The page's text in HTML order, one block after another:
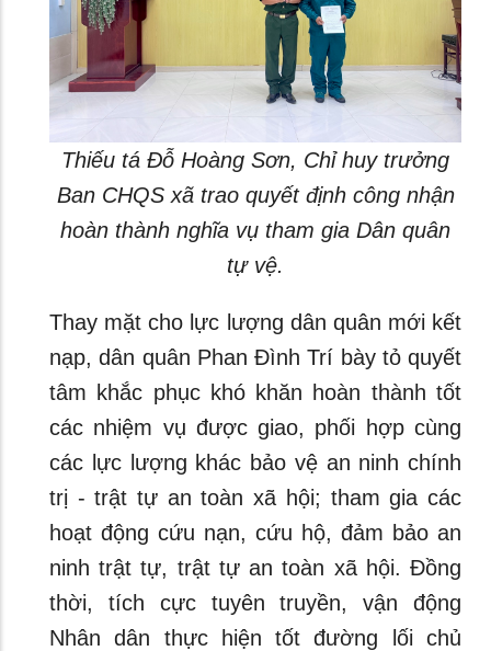
Thiếu tá Đỗ Hoàng Sơn, Chỉ huy trưởng
Ban CHQS xã trao quyết định công nhận
hoàn thành nghĩa vụ tham gia Dân quân
tự vệ.
Thay mặt cho lực lượng dân quân mới kết
nạp, dân quân Phan Đình Trí bày tỏ quyết
tâm khắc phục khó khăn hoàn thành tốt
các nhiệm vụ được giao, phối hợp cùng
các lực lượng khác bảo vệ an ninh chính
trị - trật tự an toàn xã hội; tham gia các
hoạt động cứu nạn, cứu hộ, đảm bảo an
ninh trật tự, trật tự an toàn xã hội. Đồng
thời, tích cực tuyên truyền, vận động
Nhân dân thực hiện tốt đường lối chủ